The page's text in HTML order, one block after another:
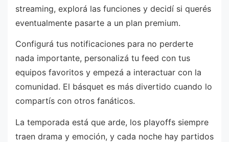
streaming, explorá las funciones y decidí si querés
eventualmente pasarte a un plan premium.
Configurá tus notificaciones para no perderte
nada importante, personalizá tu feed con tus
equipos favoritos y empezá a interactuar con la
comunidad. El básquet es más divertido cuando lo
compartís con otros fanáticos.
La temporada está que arde, los playoffs siempre
traen drama y emoción, y cada noche hay partidos